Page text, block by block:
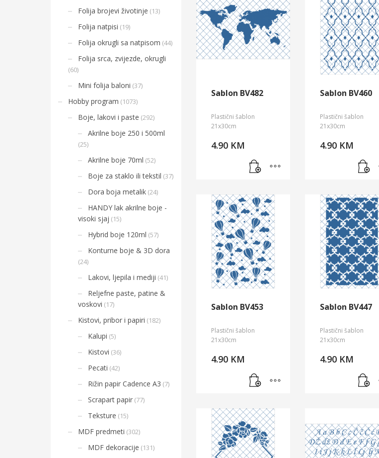
Sablon BV482
Plastični šablon
21x30cm
4.90 KM
Sablon BV460
Plastični šablon
21x30cm
4.90 KM
Sablon BV453
Plastični šablon
21x30cm
4.90 KM
Sablon BV447
Plastični šablon
21x30cm
4.90 KM
Folija brojevi životinje (13)
Folija natpisi (19)
Folija okrugli sa natpisom (44)
Folija srca, zvijezde, okrugli
(60)
Mini folija baloni (37)
Hobby program (1073)
Boje, lakovi i paste (292)
Akrilne boje 250 i 500ml
(25)
Akrilne boje 70ml (52)
Boje za staklo ili tekstil (37)
Dora boja metalik (24)
HANDY lak akrilne boje -
visoki sjaj (15)
Hybrid boje 120ml (57)
Konturne boje & 3D dora
(24)
Lakovi, ljepila i mediji (41)
Reljefne paste, patine &
voskovi (17)
Kistovi, pribor i papiri (182)
Kalupi (5)
Kistovi (36)
Pecati (42)
Rižin papir Cadence A3 (7)
Scrapart papir (77)
Teksture (15)
MDF predmeti (302)
MDF dekoracije (131)